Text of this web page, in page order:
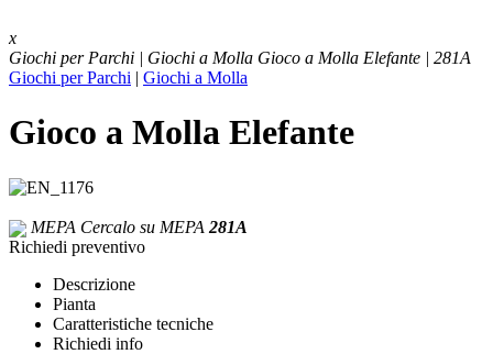
x
Giochi per Parchi | Giochi a Molla Gioco a Molla Elefante | 281A
Giochi per Parchi | Giochi a Molla
Gioco a Molla Elefante
MEPA Cercalo su MEPA 281A
Richiedi preventivo
Descrizione
Pianta
Caratteristiche tecniche
Richiedi info